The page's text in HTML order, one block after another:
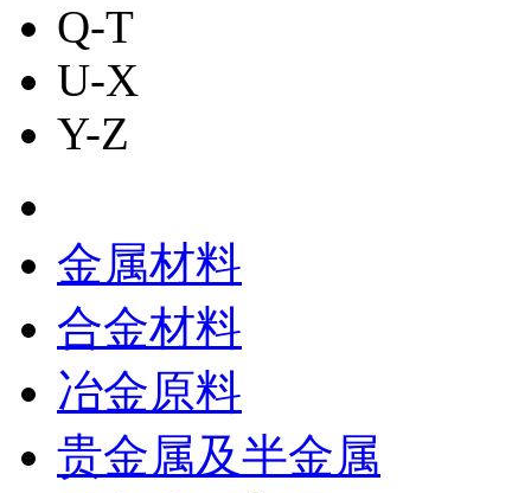
Q-T
U-X
Y-Z
金属材料
合金材料
冶金原料
贵金属及半金属